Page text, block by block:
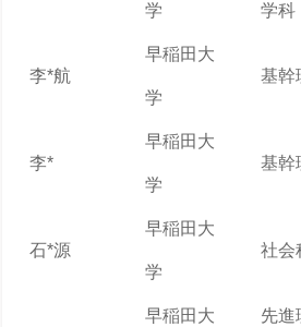
学 学科
李*航
早稲田大
学
基幹
李*
早稲田大
学
基幹
石*源
早稲田大
学
社会
早稲田大 先進